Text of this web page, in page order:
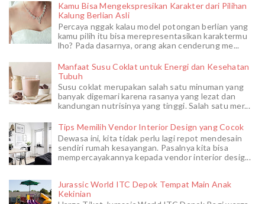
Kamu Bisa Mengekspresikan Karakter dari Pilihan
Kalung Berlian Asli
Percaya nggak kalau model potongan berlian yang
kamu pilih itu bisa merepresentasikan karaktermu
lho? Pada dasarnya, orang akan cenderung me...
Manfaat Susu Coklat untuk Energi dan Kesehatan
Tubuh
Susu coklat merupakan salah satu minuman yang
banyak digemari karena rasanya yang lezat dan
kandungan nutrisinya yang tinggi. Salah satu mer...
Tips Memilih Vendor Interior Design yang Cocok
Dewasa ini, kita tidak perlu lagi repot mendesain
sendiri rumah kesayangan. Pasalnya kita bisa
mempercayakannya kepada vendor interior desig...
Jurassic World ITC Depok Tempat Main Anak
Kekinian